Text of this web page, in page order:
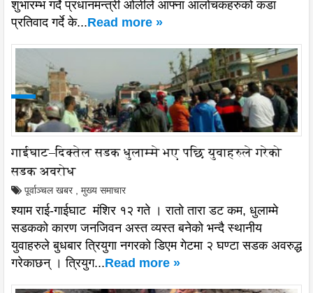
शुभारम्भ गर्दे प्रधानमन्त्री ओलीले आफ्ना आलोचकहरुको कडा
प्रतिवाद गर्दे के...Read more »
गाईघाट–दिक्तेल सडक धुलाम्मे भए पछि युवाहरुले गरेको
सडक अवरोध
पूर्वाञ्चल खबर मुख्य समाचार
श्याम राई-गाईघाट मंशिर १२ गते । रातो तारा डट कम, धुलाम्मे
सडकको कारण जनजिवन अस्त व्यस्त बनेको भन्दै स्थानीय
युवाहरुले बुधबार त्रियुगा नगरको डिएम गेटमा २ घण्टा सडक अवरुद्ध
गरेकाछन् । त्रियुग...Read more »